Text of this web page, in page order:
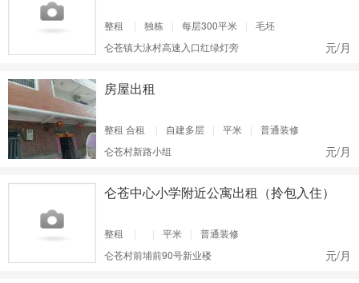
整租 | 独栋 | 每层300平米 |
毛坯
仑苍镇大泳村高速入口红绿灯旁
元/月
房屋出租
整租 合租 | 自建多层 | 平米 |
普通装修
仑苍村新路小组
元/月
仑苍中心小学附近公寓出租（拎包入住）
整租 | | 平米 |
普通装修
仑苍村前埔前90号新业楼
元/月